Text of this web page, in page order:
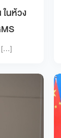
นห้วง
[…]